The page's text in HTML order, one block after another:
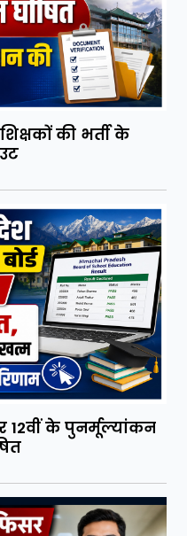
की भर्ती के
12वीं के पुनर्मूल्यांकन